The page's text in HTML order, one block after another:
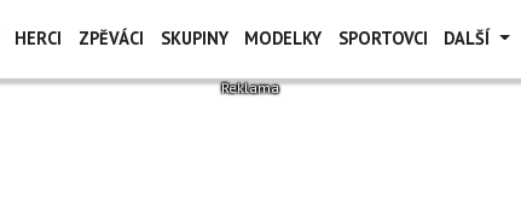
HERCI ZPĚVÁCI SKUPINY MODELKY SPORTOVCI DALŠÍ